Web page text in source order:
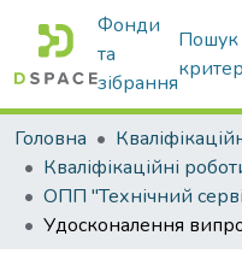
Фонди
та
зібрання
Пошук
Головна